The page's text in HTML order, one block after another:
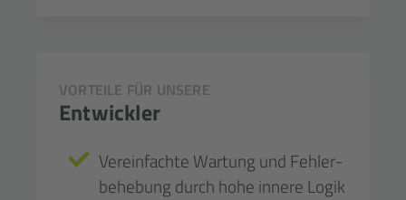
VORTEILE FÜR UNSERE
Entwickler
Vereinfachte Wartung und Fehler­
be­hebung durch hohe innere Logik